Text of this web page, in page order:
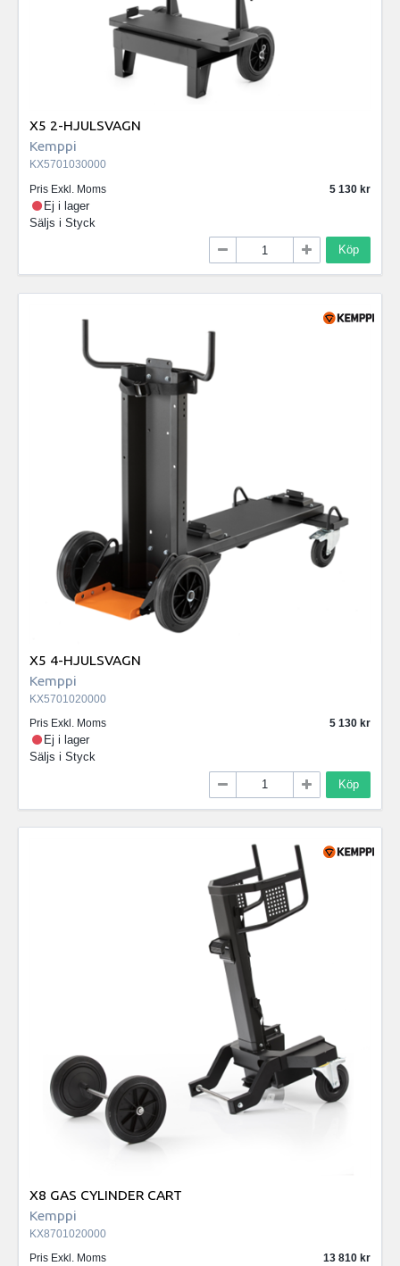
X5 2-HJULSVAGN
Kemppi
KX5701030000
Pris Exkl. Moms
5 130
Ej i lager
Säljs i Styck
Köp
X5 4-HJULSVAGN
Kemppi
KX5701020000
Pris Exkl. Moms
5 130
Ej i lager
Säljs i Styck
Köp
X8 GAS CYLINDER CART
Kemppi
KX8701020000
Pris Exkl. Moms
13 810